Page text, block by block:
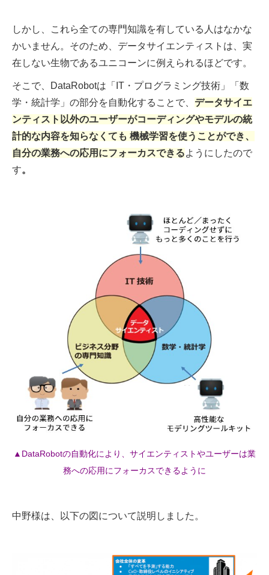
しかし、これら全ての専門知識を有している人はなかな
かいません。そのため、データサイエンティストは、実
在しない生物であるユニコーンに例えられるほどです。
そこで、DataRobotは「IT・プログラミング技術」「数
学・統計学」の部分を自動化することで、 データサイエ
ンティスト以外のユーザーがコーディングやモデルの統
計的な内容を知らなくても 機械学習を使うことができ、
自分の業務への応用にフォーカスできるようにしたので
す。
▲DataRobotの自動化により、サイエンティストやユーザーは業
務への応用にフォーカスできるように
中野様は、以下の図について説明しました。